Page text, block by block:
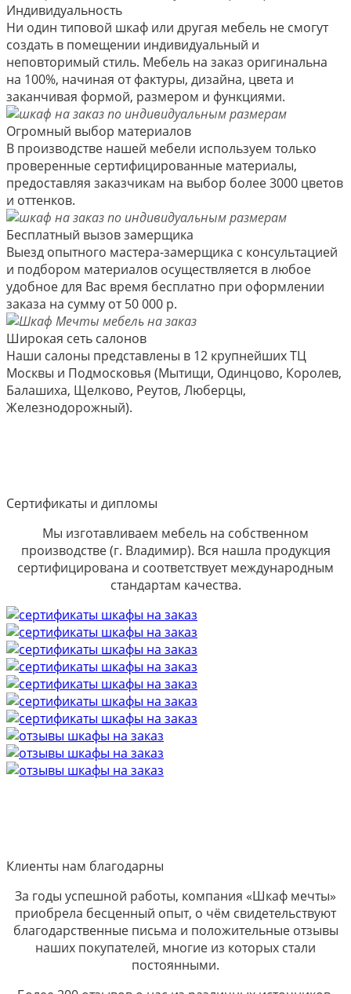
Индивидуальность
Ни один типовой шкаф или другая мебель не смогут
создать в помещении индивидуальный и
неповторимый стиль. Мебель на заказ оригинальна
на 100%, начиная от фактуры, дизайна, цвета и
заканчивая формой, размером и функциями.
Огромный выбор материалов
В производстве нашей мебели используем только
проверенные сертифицированные материалы,
предоставляя заказчикам на выбор более 3000 цветов
и оттенков.
Бесплатный вызов замерщика
Выезд опытного мастера-замерщика с консультацией
и подбором материалов осуществляется в любое
удобное для Вас время бесплатно при оформлении
заказа на сумму от 50 000 р.
Широкая сеть салонов
Наши салоны представлены в 12 крупнейших ТЦ
Москвы и Подмосковья (Мытищи, Одинцово, Королев,
Балашиха, Щелково, Реутов, Люберцы,
Железнодорожный).
Сертификаты и дипломы
Мы изготавливаем мебель на собственном
производстве (г. Владимир). Вся нашла продукция
сертифицирована и соответствует международным
стандартам качества.
Клиенты нам благодарны
За годы успешной работы, компания «Шкаф мечты»
приобрела бесценный опыт, о чём свидетельствуют
благодарственные письма и положительные отзывы
наших покупателей, многие из которых стали
постоянными.